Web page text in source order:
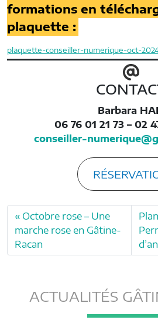
formations en
plaquette :
plaquette-conseiller-numerique-oct-
Barbara
06 76 01 21 73 – 02
conseiller-
Octobre rose – Une
marche rose en Gâtine-
Racan
ACTUALITÉS